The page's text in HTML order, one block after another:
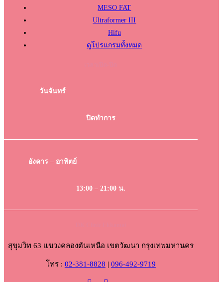
MESO FAT
Ultraformer III
Hifu
ดูโปรแกรมทั้งหมด
วันจันทร์
ปิดทำการ
อังคาร – อาทิตย์
13:00 – 21:00 น.
สุขุมวิท 63 แขวงคลองตันเหนือ เขตวัฒนา กรุงเทพมหานคร
โทร : 02-381-8828 | 096-492-9719